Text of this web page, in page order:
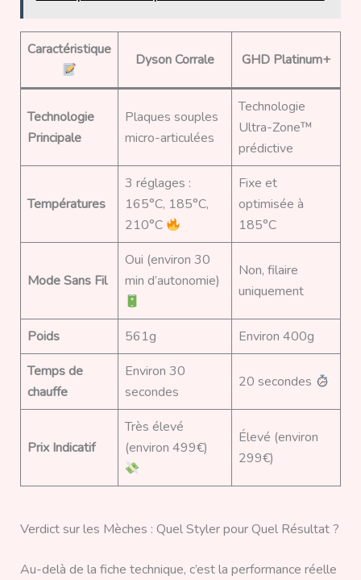
Caractéristique
Dyson Corrale GHD Platinum+
Technologie
Principale
Plaques souples
micro-articulées
Technologie
Ultra-Zone™
prédictive
Températures
3 réglages :
165°C, 185°C,
210°C
Fixe et
optimisée à
185°C
Mode Sans Fil
Oui (environ 30
min d’autonomie)
Non, filaire
uniquement
Poids 561g
Environ 400g
Temps de
chauffe
Environ 30
secondes
20 secondes
Prix Indicatif
Très élevé
(environ 499€)
Élevé (environ
299€)
Verdict sur les Mèches : Quel Styler pour Quel Résultat ?
Au-delà de la fiche technique, c’est la performance réelle